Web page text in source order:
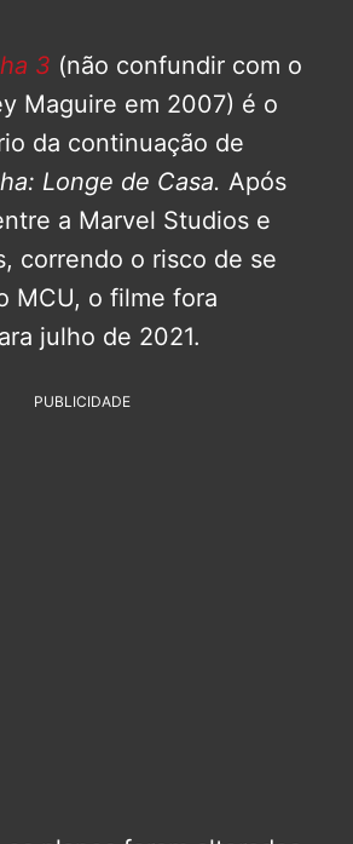
3 (não confundir com o
Maguire em 2007) é o
da continuação de
Longe de Casa. Após
a Marvel Studios e
correndo o risco de se
MCU, o filme fora
julho de 2021.
PUBLICIDADE